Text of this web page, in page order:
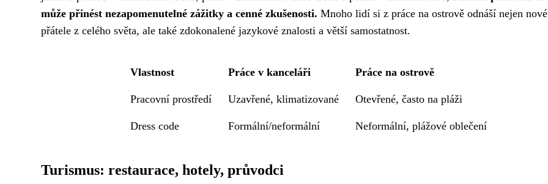
může přinést nezapomenutelné zážitky a cenné zkušenosti. Mnoho lidí si z práce na ostrově odnáší nejen nové
přátele z celého světa, ale také zdokonalené jazykové znalosti a větší samostatnost.
Vlastnost Práce v kanceláři Práce na ostrově
Pracovní prostředí Uzavřené, klimatizované Otevřené, často na pláži
Dress code Formální/neformální Neformální, plážové oblečení
Turismus: restaurace, hotely, průvodci